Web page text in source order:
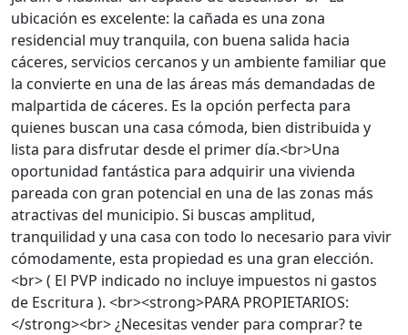
ubicación es excelente: la cañada es una zona
residencial muy tranquila, con buena salida hacia
cáceres, servicios cercanos y un ambiente familiar que
la convierte en una de las áreas más demandadas de
malpartida de cáceres. Es la opción perfecta para
quienes buscan una casa cómoda, bien distribuida y
lista para disfrutar desde el primer día.<br>Una
oportunidad fantástica para adquirir una vivienda
pareada con gran potencial en una de las zonas más
atractivas del municipio. Si buscas amplitud,
tranquilidad y una casa con todo lo necesario para vivir
cómodamente, esta propiedad es una gran elección.
<br> ( El PVP indicado no incluye impuestos ni gastos
de Escritura ). <br><strong>PARA PROPIETARIOS:
</strong><br> ¿Necesitas vender para comprar? te